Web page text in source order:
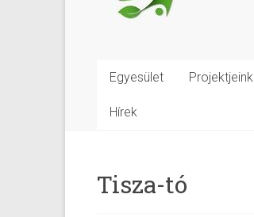
Egyesület Projektjeink
Hírek
Tisza-tó